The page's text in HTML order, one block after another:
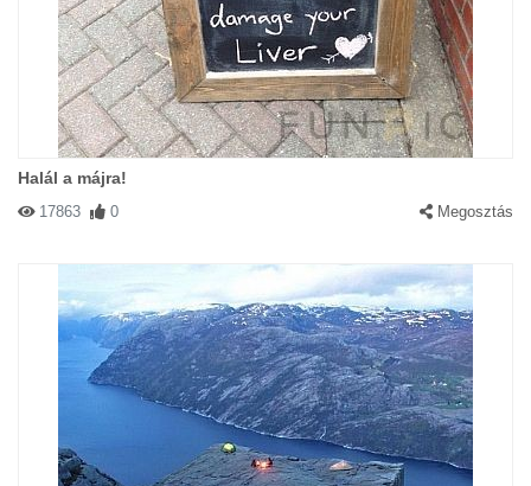
Halál a májra!
17863 0 Megosztás